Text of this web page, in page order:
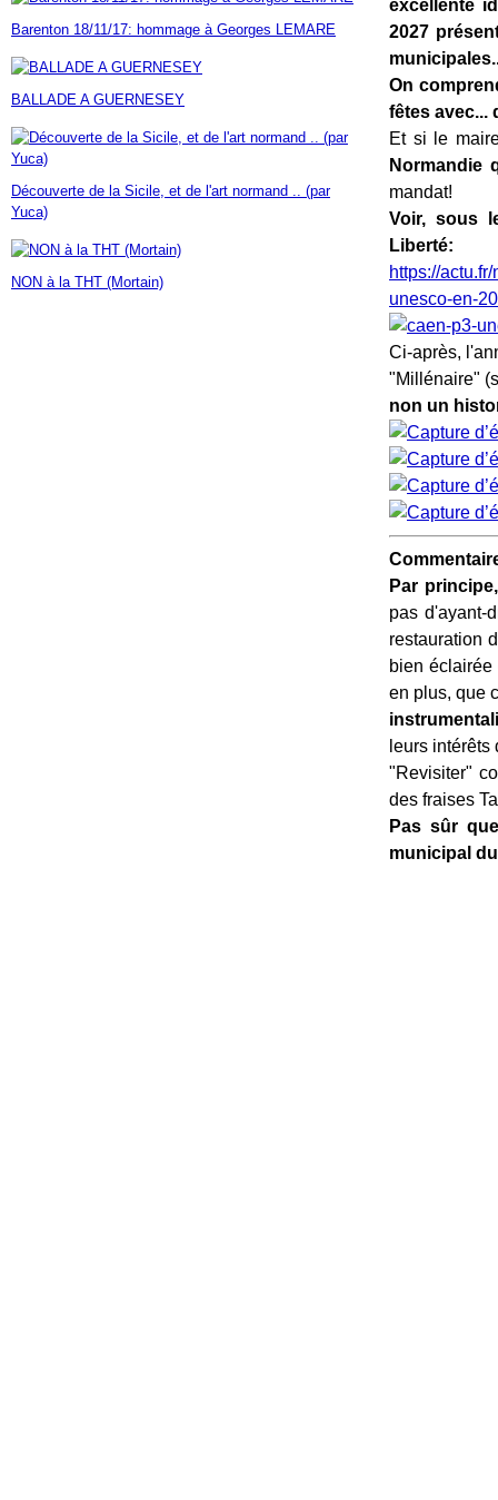
Janvier(7)
Février(9)
Janvier(18)
Mars(60)
Février(24)
Janvier(23)
Avril(14)
Mars (17)
Février(46)
Janvier (35)
Barenton 18/11/17: hommage à Georges LEMARE
BALLADE A GUERNESEY
Découverte de la Sicile, et de l'art normand .. (par
Yuca)
NON à la THT (Mortain)
excellente
2027
On
fêtes avec...
Et si le
Normandie
mandat!
Voir, sous
Liberté:
https://
unesco-en-
Ci-après,
"Millénaire"
non un
Par
pas d'ayant-
restauration
bien
en plus, que
leurs intérêts
"Revisiter"
des fraises
Pas sûr
municipal